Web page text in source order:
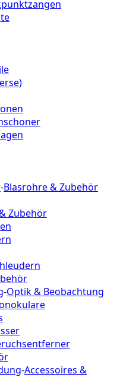
-Blasrohre & Zubehör
Zubehör
-Optik & Beobachtung
-Accessoires &